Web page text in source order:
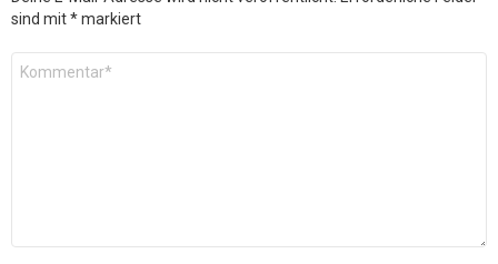
sind mit*markiert
Kommentar